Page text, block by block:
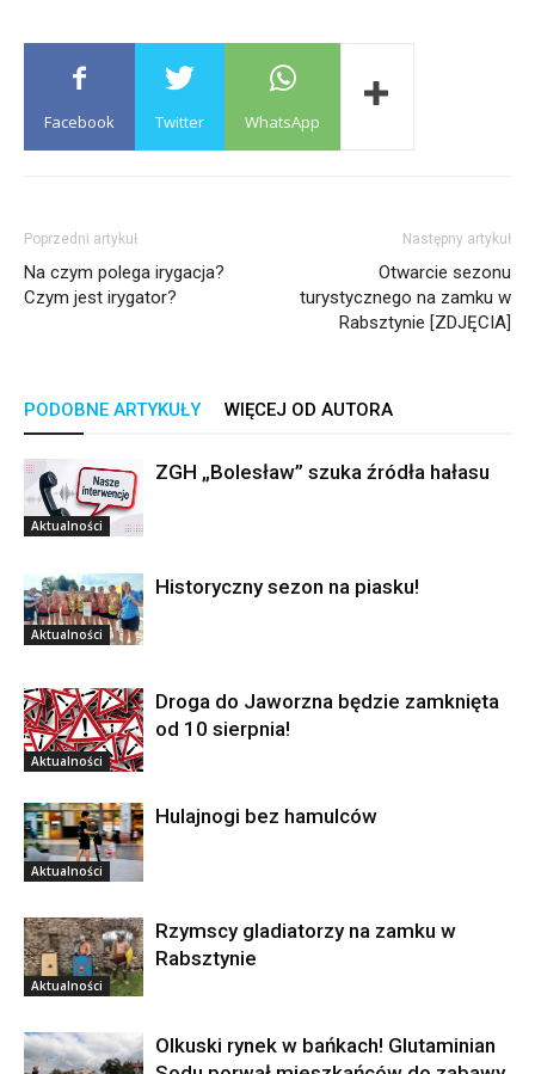
Facebook Twitter WhatsApp
Poprzedni artykuł
Na czym polega irygacja?
Czym jest irygator?
Następny artykuł
Otwarcie sezonu
turystycznego na zamku w
Rabsztynie [ZDJĘCIA]
PODOBNE ARTYKUŁY WIĘCEJ OD AUTORA
Aktualności
ZGH „Bolesław” szuka źródła hałasu
Aktualności
Historyczny sezon na piasku!
Aktualności
Droga do Jaworzna będzie zamknięta
od 10 sierpnia!
Aktualności
Hulajnogi bez hamulców
Aktualności
Rzymscy gladiatorzy na zamku w
Rabsztynie
Olkuski rynek w bańkach! Glutaminian